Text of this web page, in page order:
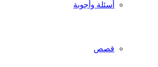
أسئلة وأجوبة
قصص